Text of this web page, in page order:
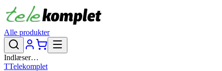
Alle produkter
Indlæser…
TTelekomplet